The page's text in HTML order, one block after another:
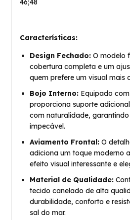
46;48
Características:
Design Fechado: O modelo
cobertura completa e um
quem prefere um visual mais
Bojo Interno: Equipado
proporciona suporte
com naturalidade,
impecável.
Aviamento Frontal: O
adiciona um toque moderno
efeito visual interessante e
Material de Qualidade:
tecido canelado de alta
durabilidade, conforto e
sal do mar.